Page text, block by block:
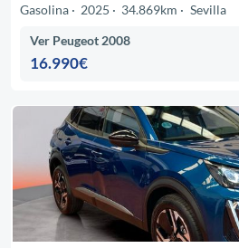
Gasolina
2025 34.869km Sevilla
Ver Peugeot 2008
16.990€